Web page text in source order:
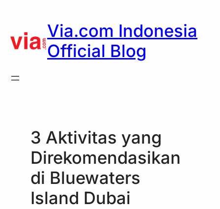
content
Via.com Indonesia
Official Blog
3 Aktivitas yang
Direkomendasikan
di Bluewaters
Island Dubai